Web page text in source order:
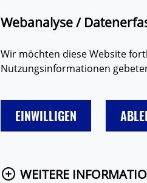
Webanalyse /
Wir möchten diese Website
Nutzungsinformationen
EINWILLIGEN
WEITERE
LIEBE FREUNDE & FAMILIE